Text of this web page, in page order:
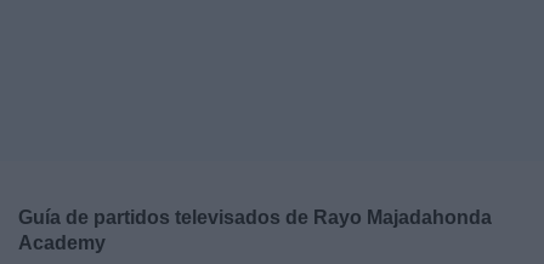
Guía de partidos televisados de Rayo Majadahonda
Academy
Noticias